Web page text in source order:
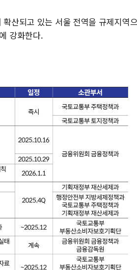
산되고 있는 서울 전역을 규제지역
강화한다.